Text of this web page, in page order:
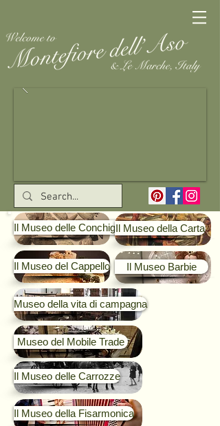
Il Museo delle ConchiglieIl Museo della Carta
Il Museo del Cappello Il Museo Barbie
Museo della vita di campagna
Museo del Mobile Trade
Il Museo delle Carrozze
Il Museo della Fisarmonica